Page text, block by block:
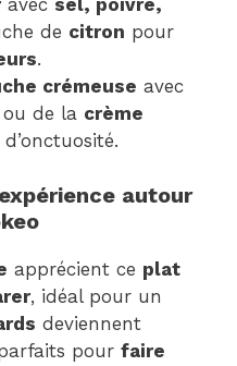
de citron pour
.
crémeuse avec
ou de la crème
autour
apprécient ce plat
, idéal pour un
deviennent
pour faire